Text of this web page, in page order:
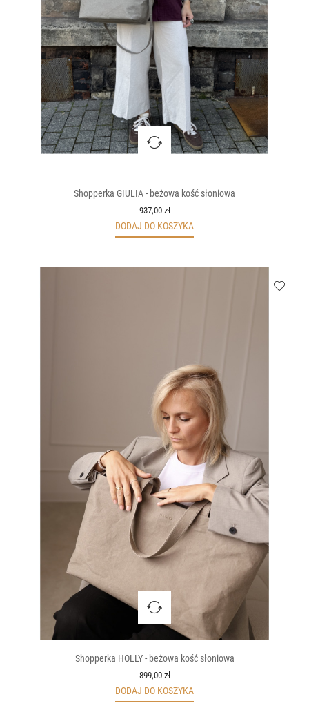
Shopperka GIULIA - beżowa kość słoniowa
937,00 zł
DODAJ DO KOSZYKA
Shopperka HOLLY - beżowa kość słoniowa
899,00 zł
DODAJ DO KOSZYKA